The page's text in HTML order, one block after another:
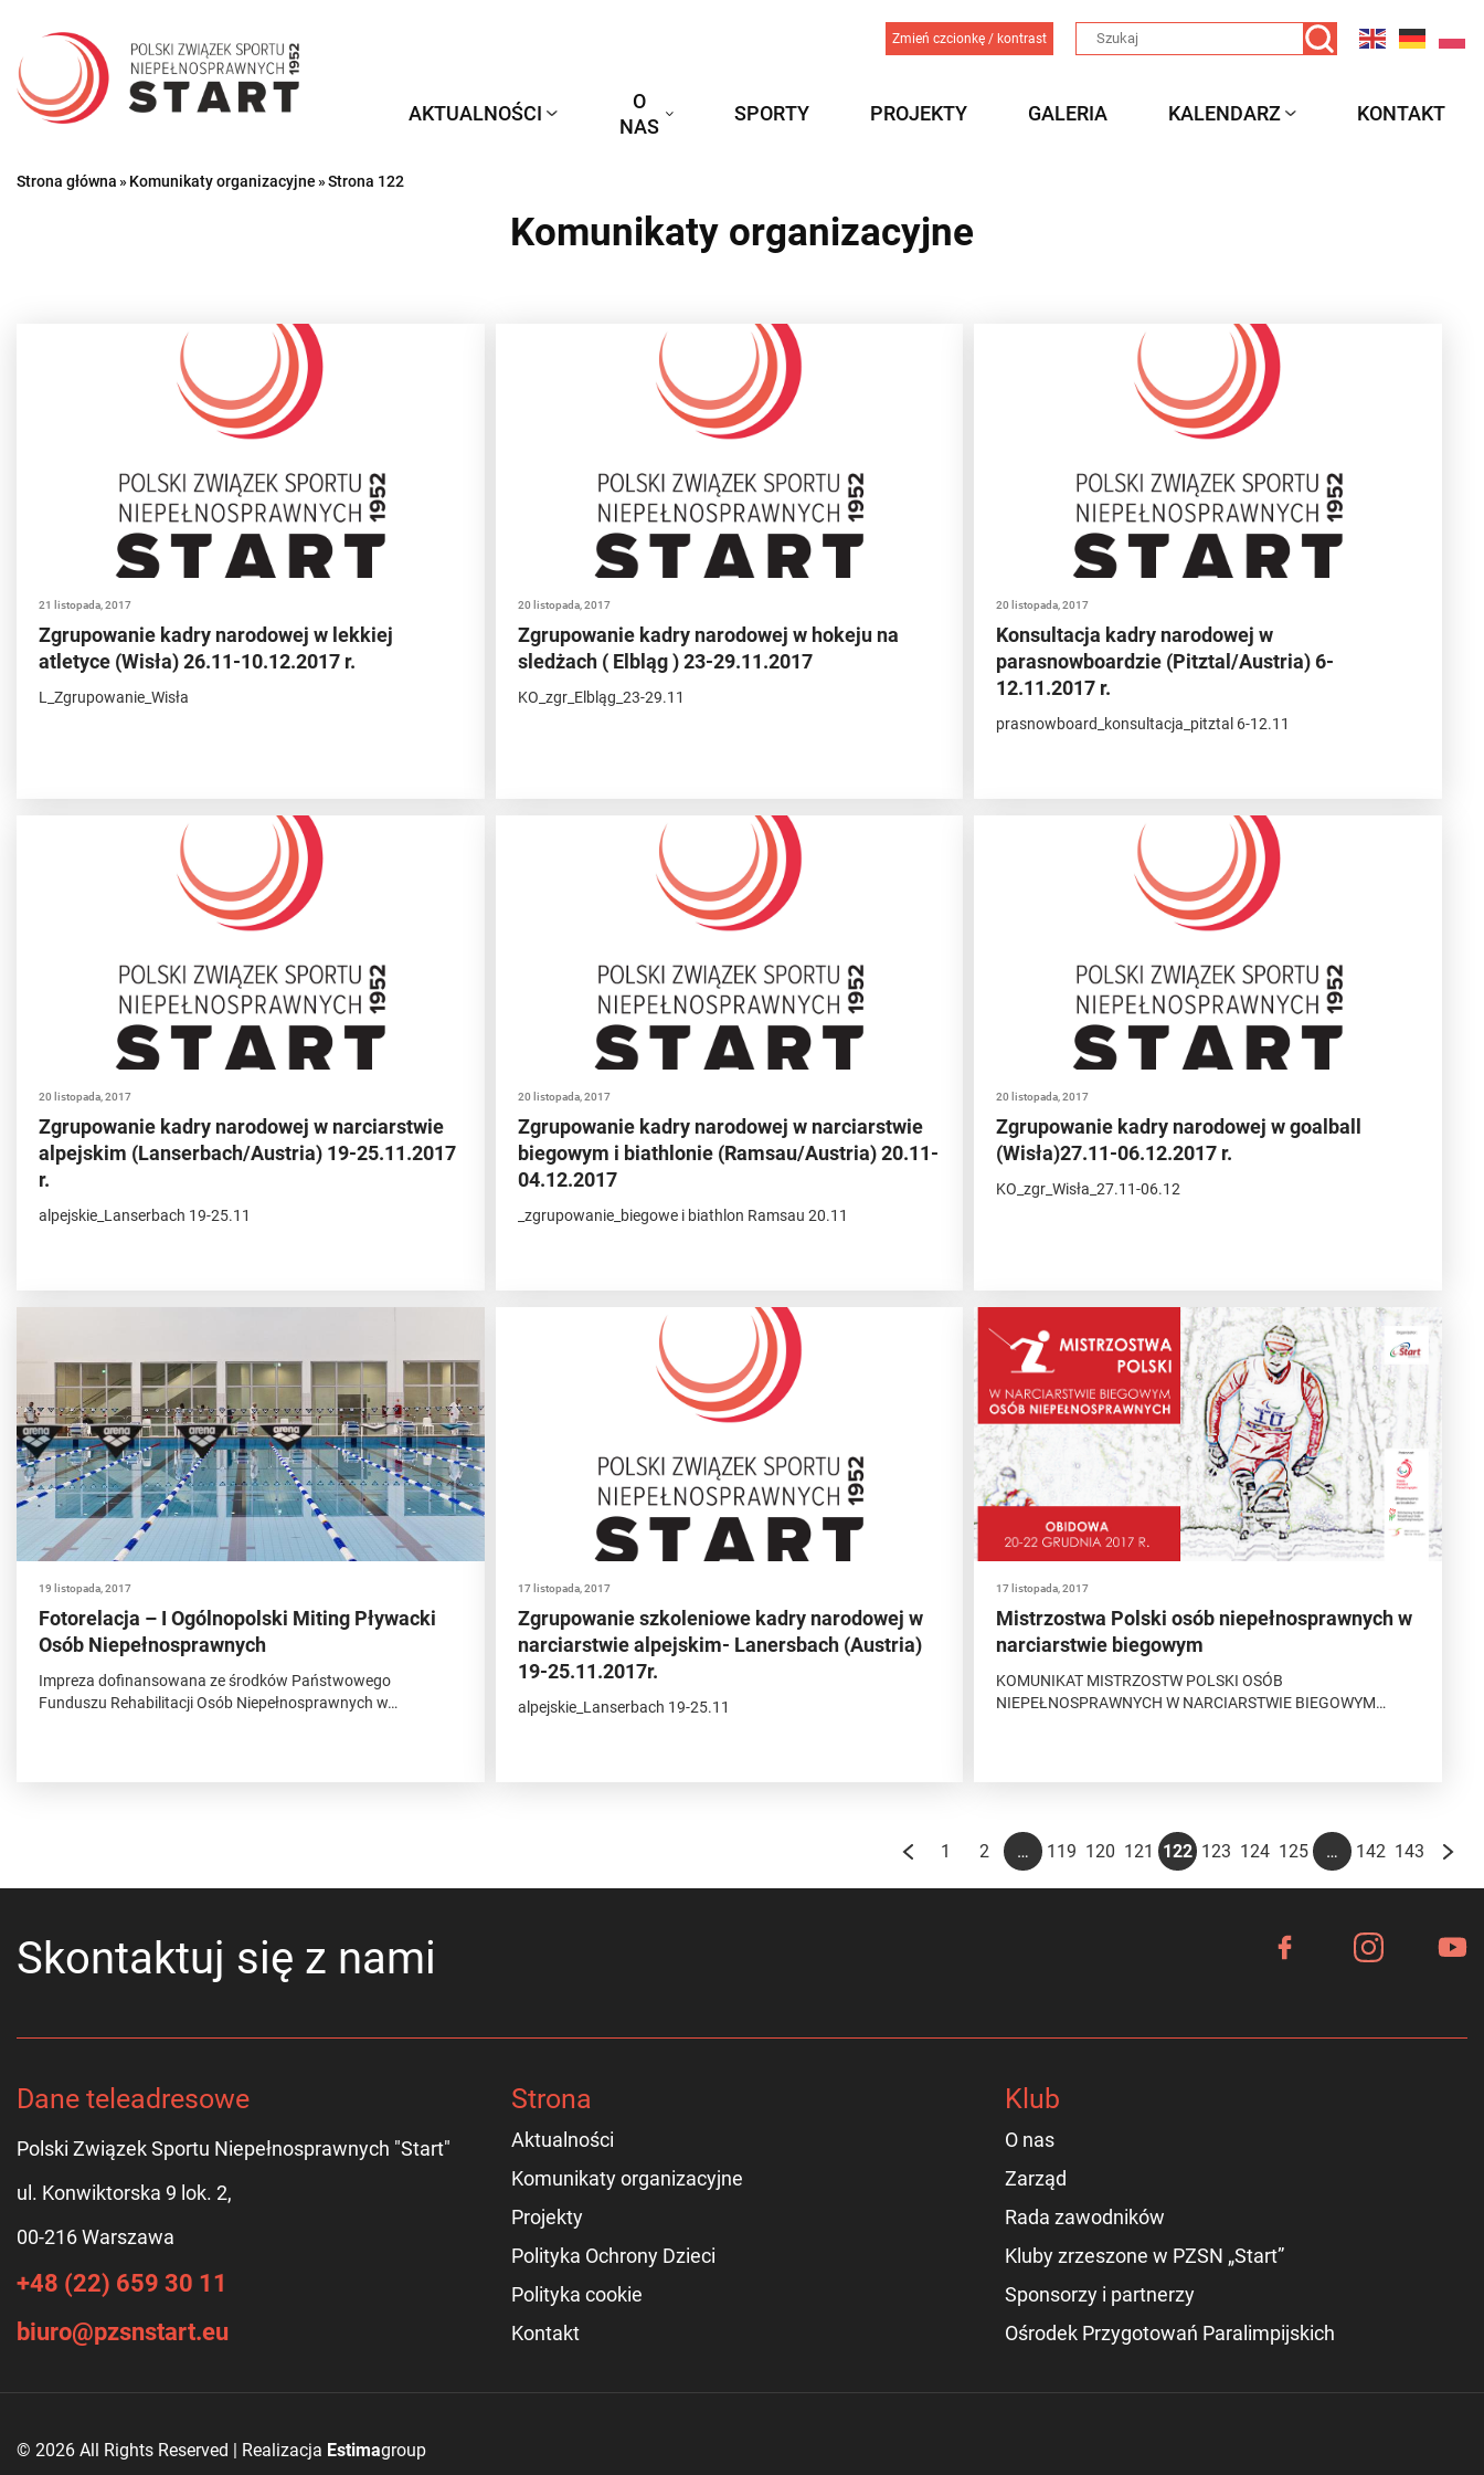
treści
Zmień czcionkę / kontrast
AKTUALNOŚCI
O
NAS
SPORTY PROJEKTY GALERIA KALENDARZ KONTAKT
Strona główna »Komunikaty organizacyjne »Strona 122
Komunikaty organizacyjne
21 listopada, 2017
Zgrupowanie kadry narodowej w lekkiej
atletyce (Wisła) 26.11-10.12.2017 r.
L_Zgrupowanie_Wisła
20 listopada, 2017
Zgrupowanie kadry narodowej w hokeju na
sledżach ( Elbląg ) 23-29.11.2017
KO_zgr_Elbląg_23-29.11
20 listopada, 2017
Konsultacja kadry narodowej w
parasnowboardzie (Pitztal/Austria) 6-
12.11.2017 r.
prasnowboard_konsultacja_pitztal 6-12.11
20 listopada, 2017
Zgrupowanie kadry narodowej w narciarstwie
alpejskim (Lanserbach/Austria) 19-25.11.2017
r.
alpejskie_Lanserbach 19-25.11
20 listopada, 2017
Zgrupowanie kadry narodowej w narciarstwie
biegowym i biathlonie (Ramsau/Austria) 20.11-
04.12.2017
_zgrupowanie_biegowe i biathlon Ramsau 20.11
20 listopada, 2017
Zgrupowanie kadry narodowej w goalball
(Wisła)27.11-06.12.2017 r.
KO_zgr_Wisła_27.11-06.12
19 listopada, 2017
Fotorelacja – I Ogólnopolski Miting Pływacki
Osób Niepełnosprawnych
Impreza dofinansowana ze środków Państwowego
Funduszu Rehabilitacji Osób Niepełnosprawnych w…
17 listopada, 2017
Zgrupowanie szkoleniowe kadry narodowej w
narciarstwie alpejskim- Lanersbach (Austria)
19-25.11.2017r.
alpejskie_Lanserbach 19-25.11
17 listopada, 2017
Mistrzostwa Polski osób niepełnosprawnych w
narciarstwie biegowym
KOMUNIKAT MISTRZOSTW POLSKI OSÓB
NIEPEŁNOSPRAWNYCH W NARCIARSTWIE BIEGOWYM…
1 2 … 119 120 121 122 123 124 125 … 142 143
Skontaktuj się z nami
Dane teleadresowe
Polski Związek Sportu Niepełnosprawnych "Start"
ul. Konwiktorska 9 lok. 2,
00-216 Warszawa
+48 (22) 659 30 11
biuro@pzsnstart.eu
Strona
Aktualności
Komunikaty organizacyjne
Projekty
Polityka Ochrony Dzieci
Polityka cookie
Kontakt
Klub
O nas
Zarząd
Rada zawodników
Kluby zrzeszone w PZSN „Start”
Sponsorzy i partnerzy
Ośrodek Przygotowań Paralimpijskich
© 2026 All Rights Reserved | Realizacja Estimagroup